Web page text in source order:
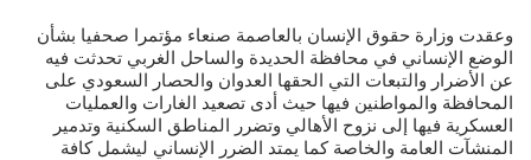
وعقدت وزارة حقوق الإنسان بالعاصمة صنعاء مؤتمرا صحفيا بشأن
الوضع الإنساني في محافظة الحديدة والساحل الغربي تحدثت فيه
عن الأضرار والتبعات التي الحقها العدوان والحصار السعودي على
المحافظة والمواطنين فيها حيث أدى تصعيد الغارات والعمليات
العسكرية فيها إلى نزوح الأهالي وتضرر المناطق السكنية وتدمير
المنشآت العامة والخاصة كما يمتد الضرر الإنساني ليشمل كافة